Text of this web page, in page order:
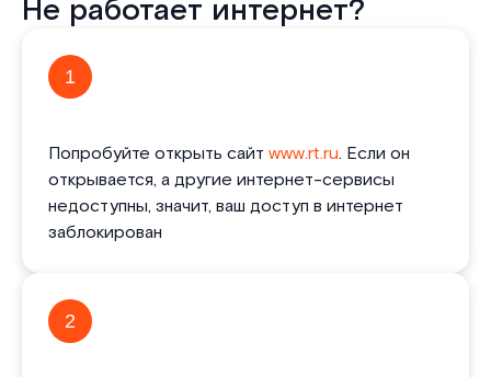
Не работает интернет?
1
Попробуйте открыть сайт www.rt.ru. Если он
открывается, а другие интернет-сервисы
недоступны, значит, ваш доступ в интернет
заблокирован
2